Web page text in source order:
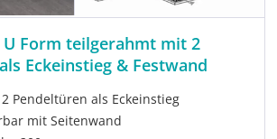
U Form teilgerahmt mit 2
Eckeinstieg & Festwand
Pendeltüren als Eckeinstieg
mit Seitenwand